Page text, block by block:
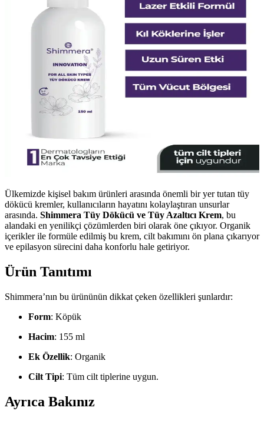
Ülkemizde kişisel bakım ürünleri arasında önemli bir yer tutan tüy
dökücü kremler, kullanıcıların hayatını kolaylaştıran unsurlar
arasında. Shimmera Tüy Dökücü ve Tüy Azaltıcı Krem, bu
alandaki en yenilikçi çözümlerden biri olarak öne çıkıyor. Organik
içerikler ile formüle edilmiş bu krem, cilt bakımını ön plana çıkarıyor
ve epilasyon sürecini daha konforlu hale getiriyor.
Ürün Tanıtımı
Shimmera’nın bu ürününün dikkat çeken özellikleri şunlardır:
Form: Köpük
Hacim: 155 ml
Ek Özellik: Organik
Cilt Tipi: Tüm cilt tiplerine uygun.
Ayrıca Bakınız